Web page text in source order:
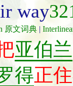
way
原文词典 |
亚伯兰
得正